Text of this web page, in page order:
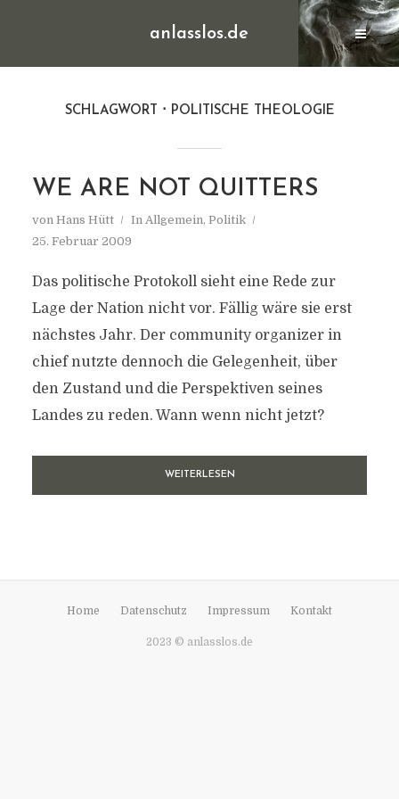
anlasslos.de
SCHLAGWORT POLITISCHE THEOLOGIE
WE ARE NOT QUITTERS
von Hans Hütt In Allgemein, Politik
25. Februar 2009
Das politische Protokoll sieht eine Rede zur
Lage der Nation nicht vor. Fällig wäre sie erst
nächstes Jahr. Der community organizer in
chief nutzte dennoch die Gelegenheit, über
den Zustand und die Perspektiven seines
Landes zu reden. Wann wenn nicht jetzt?
WEITERLESEN
Home Datenschutz Impressum Kontakt
2023 © anlasslos.de